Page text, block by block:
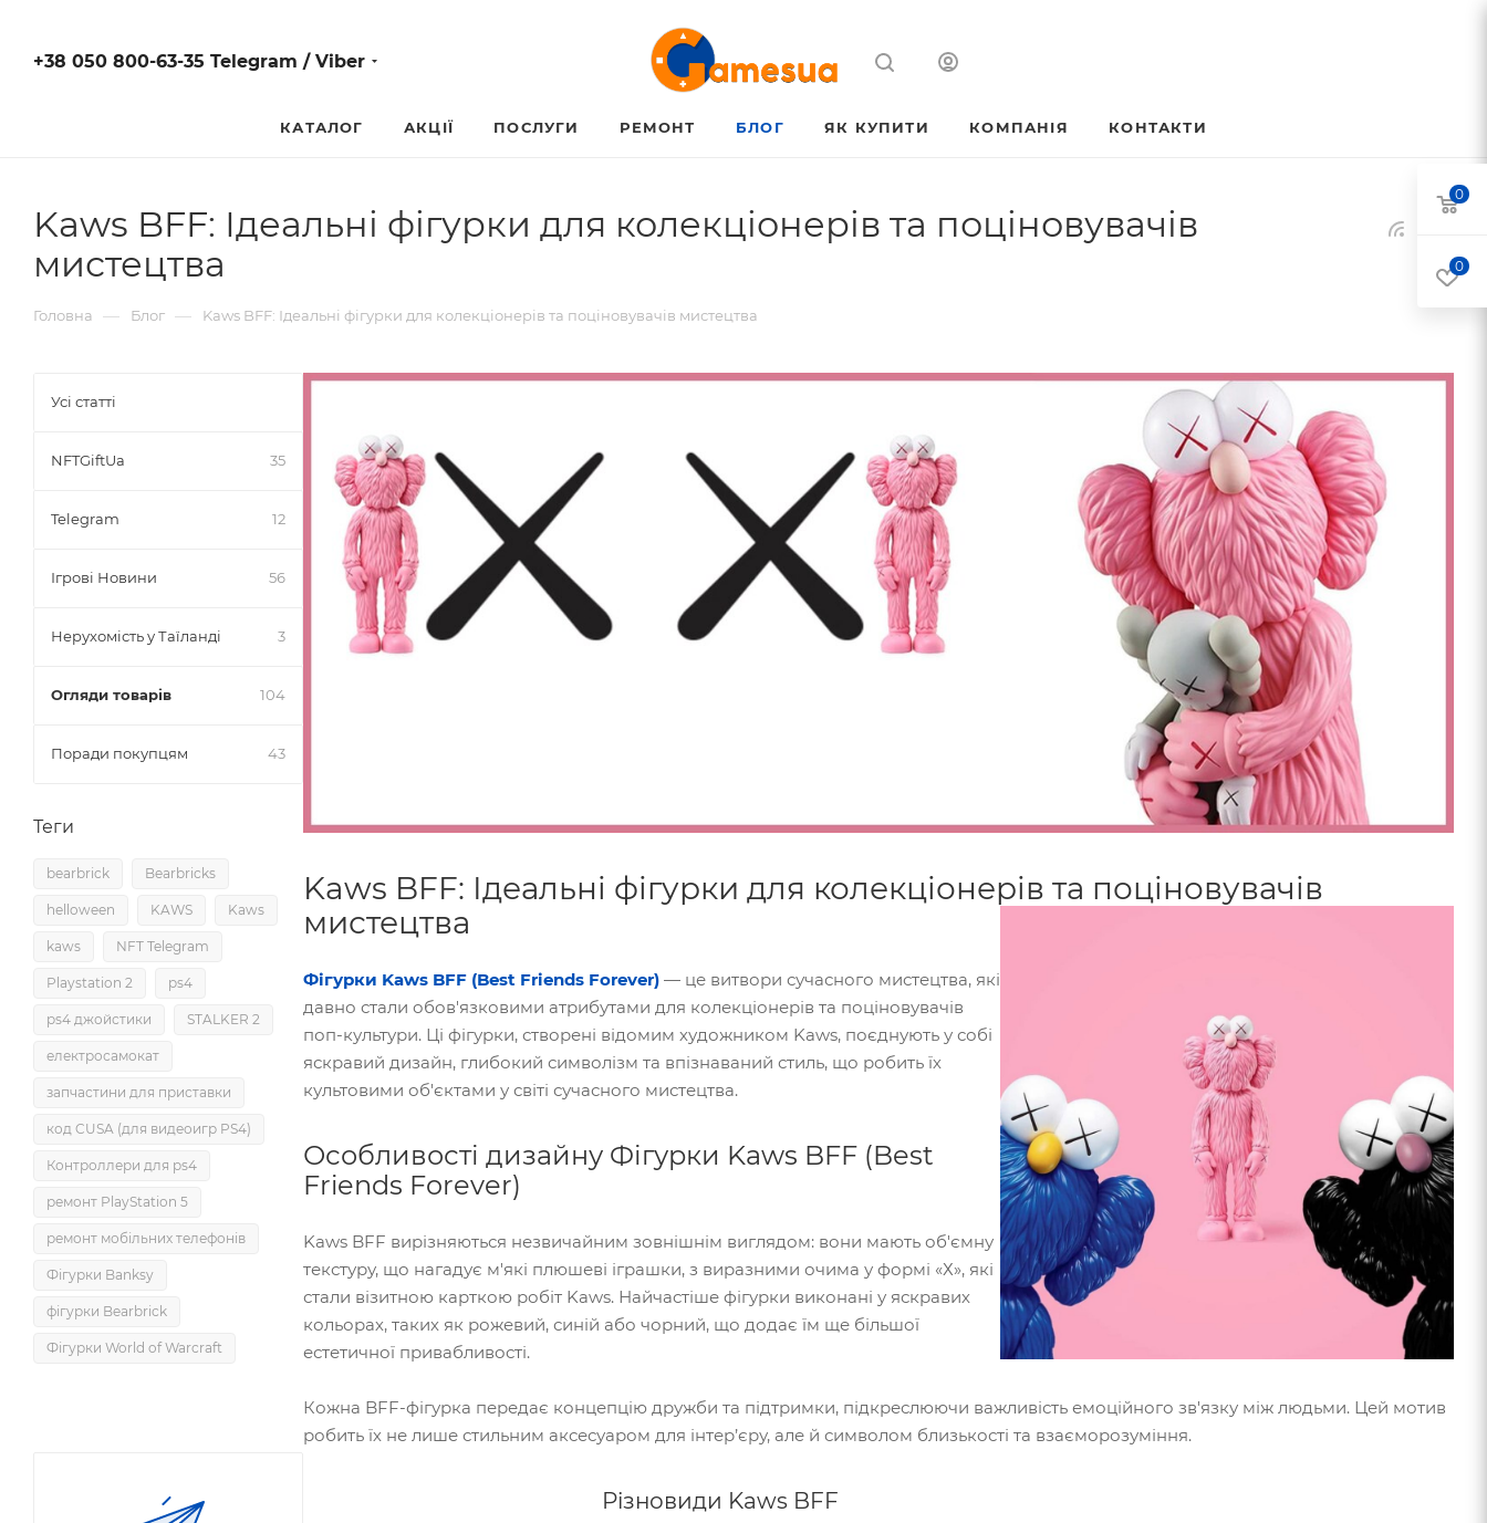
+38 050 800-63-35 Telegram / Viber
КАТАЛОГ АКЦІЇ ПОСЛУГИ РЕМОНТ БЛОГ ЯК КУПИТИ КОМПАНІЯ КОНТАКТИ
Kaws BFF: Ідеальні фігурки для колекціонерів та поціновувачів
мистецтва
Головна — Блог — Kaws BFF: Ідеальні фігурки для колекціонерів та поціновувачів мистецтва
Kaws BFF: Ідеальні фігурки для колекціонерів та поціновувачів
мистецтва
Фігурки Kaws BFF (Best Friends Forever) — це витвори сучасного мистецтва, які
давно стали обов'язковими атрибутами для колекціонерів та поціновувачів
поп-культури. Ці фігурки, створені відомим художником Kaws, поєднують у собі
яскравий дизайн, глибокий символізм та впізнаваний стиль, що робить їх
культовими об'єктами у світі сучасного мистецтва.
Особливості дизайну Фігурки Kaws BFF (Best
Friends Forever)
Kaws BFF вирізняються незвичайним зовнішнім виглядом: вони мають об'ємну
текстуру, що нагадує м'які плюшеві іграшки, з виразними очима у формі «Х», які
стали візитною карткою робіт Kaws. Найчастіше фігурки виконані у яскравих
кольорах, таких як рожевий, синій або чорний, що додає їм ще більшої
естетичної привабливості.
Кожна BFF-фігурка передає концепцію дружби та підтримки, підкреслюючи важливість емоційного зв'язку між людьми. Цей мотив
робить їх не лише стильним аксесуаром для інтер’єру, але й символом близькості та взаєморозуміння.
Різновиди Kaws BFF
Усі статті
NFTGiftUa 35
Telegram 12
Ігрові Новини 56
Нерухомість у Таїланді 3
Огляди товарів 104
Поради покупцям 43
Теги
bearbrick Bearbricks
helloween KAWS Kaws
kaws NFT Telegram
Playstation 2 ps4
ps4 джойстики STALKER 2
електросамокат
запчастини для приставки
код CUSA (для видеоигр PS4)
Контроллери для ps4
ремонт PlayStation 5
ремонт мобільних телефонів
Фігурки Banksy
фігурки Bearbrick
Фігурки World of Warcraft
0
0